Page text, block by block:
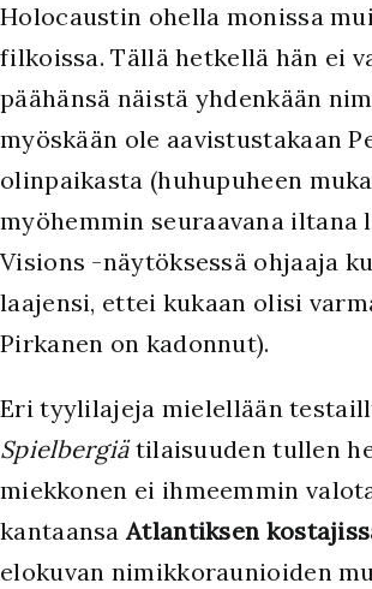
Holocaustin ohella monissa
filkoissa. Tällä hetkellä hän ei
päähänsä näistä yhdenkään
myöskään ole aavistustakaan
olinpaikasta (huhupuheen
myöhemmin seuraavana iltana
Visions -näytöksessä ohjaaja
laajensi, ettei kukaan olisi
Pirkanen on kadonnut).
Eri tyylilajeja mielellään
Spielbergiätilaisuuden tullen
miekkonen ei ihmeemmin
kantaansaAtlantiksen
elokuvan nimikkoraunioiden